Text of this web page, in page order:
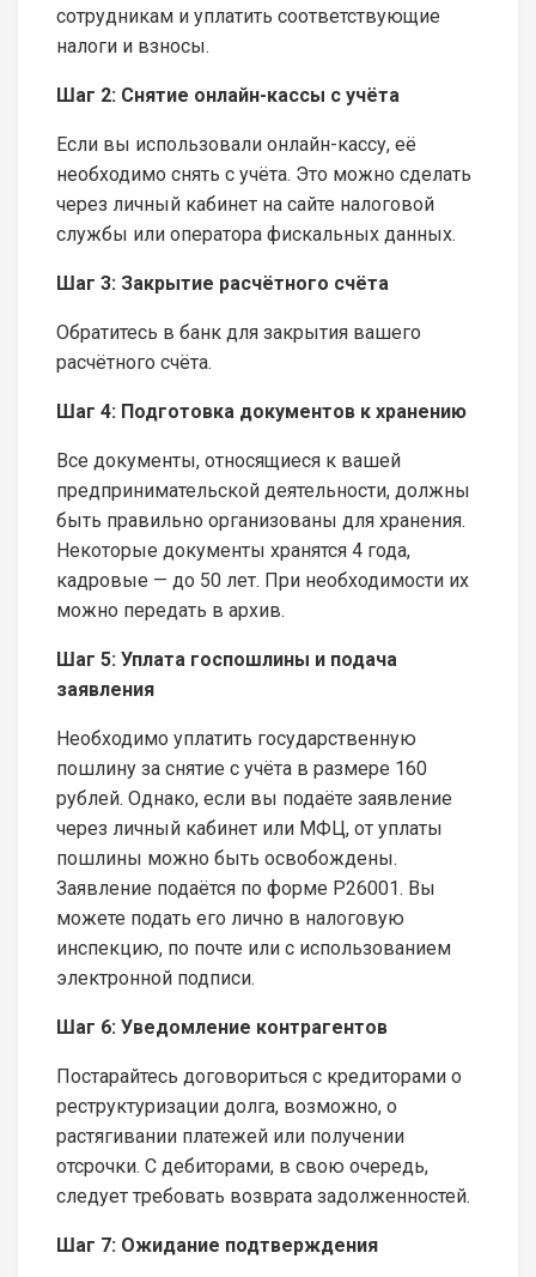
сотрудникам и уплатить соответствующие
налоги и взносы.
Шаг 2: Снятие онлайн-кассы с учёта
Если вы использовали онлайн-кассу, её
необходимо снять с учёта. Это можно сделать
через личный кабинет на сайте налоговой
службы или оператора фискальных данных.
Шаг 3: Закрытие расчётного счёта
Обратитесь в банк для закрытия вашего
расчётного счёта.
Шаг 4: Подготовка документов к хранению
Все документы, относящиеся к вашей
предпринимательской деятельности, должны
быть правильно организованы для хранения.
Некоторые документы хранятся 4 года,
кадровые — до 50 лет. При необходимости их
можно передать в архив.
Шаг 5: Уплата госпошлины и подача
заявления
Необходимо уплатить государственную
пошлину за снятие с учёта в размере 160
рублей. Однако, если вы подаёте заявление
через личный кабинет или МФЦ, от уплаты
пошлины можно быть освобождены.
Заявление подаётся по форме Р26001. Вы
можете подать его лично в налоговую
инспекцию, по почте или с использованием
электронной подписи.
Шаг 6: Уведомление контрагентов
Постарайтесь договориться с кредиторами о
реструктуризации долга, возможно, о
растягивании платежей или получении
отсрочки. С дебиторами, в свою очередь,
следует требовать возврата задолженностей.
Шаг 7: Ожидание подтверждения